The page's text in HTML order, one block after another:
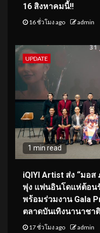
16 สิงหาคมนี้!!
16 ชั่วโมง ago admin
UPDATE
1 min read
iQIYI Artist ส่ง “มอ
พุ่ง แฟนอินโดแห่ต้อน
พร้อมร่วมงาน Gala
ตลาดบันเทิงนานาชาติ
17 ชั่วโมง ago admin